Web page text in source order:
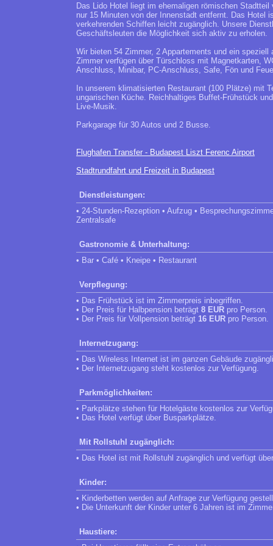
Das Lido Hotel liegt im ehemaligen römischen
nur 15 Minuten von der Innenstadt entfernt. Das
verkehrenden Schiffen leicht zugänglich. Unsere
Geschäftsleuten die Möglichkeit sich aktiv zu erholen.
Wir bieten 54 Zimmer, 2 Appartements und ein
Zimmer verfügen über Türschloss mit Magnetkarten,
Anschluss, Minibar, PC-Anschluss, Safe, Fön und
In unserem klimatisierten Restaurant (100 Plätze) mit
ungarischen Küche. Reichhaltiges Buffet-Frühstück
Live-Musik.
Parkgarage für 30 Autos und 2 Busse.
Flughafen Transfer - Budapest Liszt Ferenc Airport
Stadtrundfahrt und Freizeit in Budapest
Dienstleistungen:
• 24-Stunden-Rezeption • Aufzug •
Zentralsafe
Gastronomie & Unterhaltung:
• Bar • Café • Kneipe • Restaurant
Verpflegung:
• Das Frühstück ist im Zimmerpreis inbegriffen.
• Der Preis für Halbpension beträgt 8 EUR pro Person.
• Der Preis für Vollpension beträgt 16 EUR pro Person.
Internetzugang:
• Das Wireless Internet ist im ganzen Gebäude
• Der Internetzugang steht kostenlos zur Verfügung.
Parkmöglichkeiten:
• Parkplätze stehen für Hotelgäste kostenlos zur
• Das Hotel verfügt über Busparkplätze.
Mit Rollstuhl zugänglich:
• Das Hotel ist mit Rollstuhl zugänglich und verfügt
Kinder:
• Kinderbetten werden auf Anfrage zur Verfügung
• Die Unterkunft der Kinder unter 6 Jahren ist im
Haustiere: